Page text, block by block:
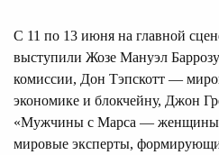
С 11 по 13 июня на главной
выступили Жозе Мануэл
комиссии, Дон Тэпскотт —
экономике и блокчейну, Джон
«Мужчины с Марса — женщины
мировые эксперты,